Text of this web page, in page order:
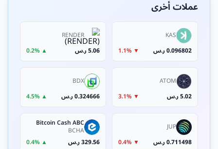
عملات أخرى
KAS
0.096802 ر.س
▼ 1.1%
RENDER
5.06 ر.س
▲ 0.2%
ATOM
5.02 ر.س
▼ 3.1%
BDX
0.324666 ر.س
▲ 4.5%
JUP
0.711498 ر.س
▼ 0.4%
Bitcoin Cash ABC
BCHA
329.56 ر.س
▲ 0.4%